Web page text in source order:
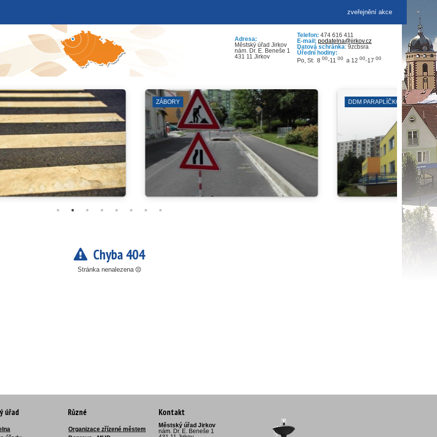
zveřejnění akce
Adresa:
Městský úřad Jirkov
nám. Dr. E. Beneše 1
431 11 Jirkov
Telefon: 474 616 411
E-mail: podatelna@jirkov.cz
Datová schránka: 9zcbsra
Úřední hodiny:
Po, St: 8 00-11 00 a 12 00-17 00
MĚSTSKÁ VĚŽ A SKLEPY ZÁJMOVÁ SDRUŽENÍ
Chyba 404
Stránka nenalezena
úřad Různé
Organizace zřízené městem
Kontakt
Městský úřad Jirkov
nám. Dr. E. Beneše 1